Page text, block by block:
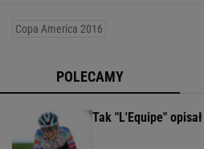
Copa America 2016
POLECAMY
Tak "L'Equipe"